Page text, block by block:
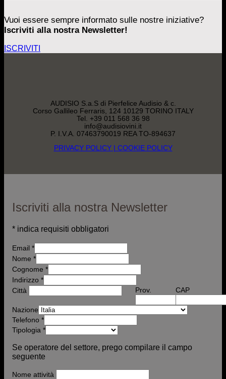
Vuoi essere sempre informato sulle nostre iniziative?
Iscriviti alla nostra Newsletter!
ISCRIVITI
AUDISIO S.a.S di Pierfelice Audisio & c.
Corso Gallileo Ferraris, 124 10129 TORINO ITALY
Tel. +39 011 568 36 98
info@audisiovini.it
P. I.V.A. 07463790019 REA TO-894637
PRIVACY POLICY| COOKIE POLICY
Iscriviti alla nostra Newsletter
* indica requisiti obbligatori
Email *
Nome *
Cognome *
Indirizzo *
Città
Prov. CAP
Nazione
Telefono *
Tipologia *
Se operatore del settore, prego compilare il campo
seguente
Nome attività